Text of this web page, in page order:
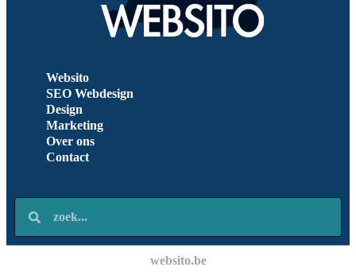
Websito
SEO Webdesign
Design
Marketing
Over ons
Contact
websito.be